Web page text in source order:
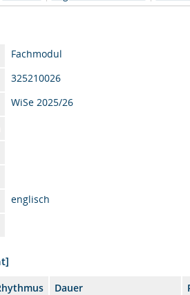
Fachmodul
325210026
WiSe 2025/26
englisch
Dauer